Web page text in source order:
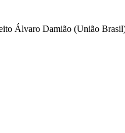
Álvaro Damião (União